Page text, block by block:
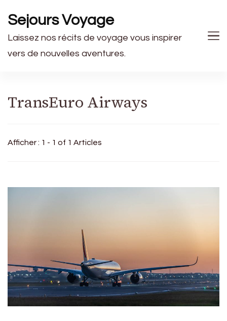
Sejours Voyage
Laissez nos récits de voyage vous inspirer
vers de nouvelles aventures.
TransEuro Airways
Afficher : 1 - 1 of 1 Articles